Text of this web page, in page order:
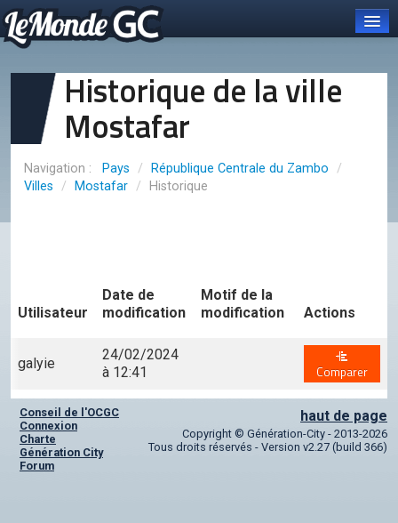
Connexion
Carte et pays
Présentation de l'OCGC
ORGANES DE L'OCGC
Conseil de l'OCGC
Assemblée générale
LES COMITÉS
Historique de la ville
Mostafar
Pays / République Centrale du Zambo /
Villes / Mostafar / Historique
Utilisateur
Date de
modification
Motif de la
modification
Actions
galyie
24/02/2024
à 12:41
Comparer
haut de page
Conseil de l'OCGC
Connexion
Charte
Génération City
Forum
Copyright © Génération-City - 2013-2026
Tous droits réservés - Version v2.27 (build 366)